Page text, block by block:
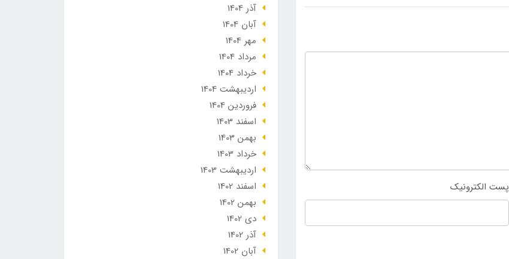
پست الکترونیک
آذر 1404
آبان 1404
مهر 1404
مرداد 1404
خرداد 1404
ارديبهشت 1404
فروردین 1404
اسفند 1403
بهمن 1403
خرداد 1403
ارديبهشت 1403
اسفند 1402
بهمن 1402
دی 1402
آذر 1402
آبان 1402